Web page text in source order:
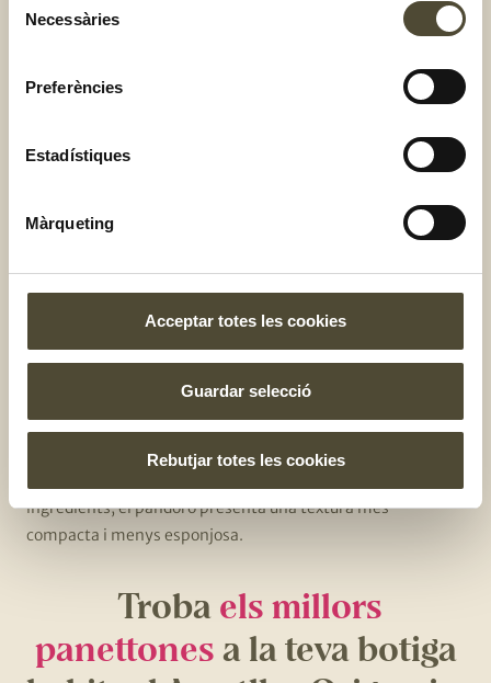
Necessàries
Preferències
Estadístiques
Màrqueting
Acceptar totes les cookies
Guardar selecció
Rebutjar totes les cookies
perquè recuperi una mica la seva esponjositat.
Quina és la diferència amb
altre dolç de Nadal. Si bé és cert que el seu origen també és
italià, concretament de la ciutat de Verona, és diferent del
que, com t’hem explicat, el panettone és cilíndric.
: una altra diferència és que el pandoro acostuma a
està farcit ni porta fruites o fruita seca
ingredients, el pandoro presenta una textura més
compacta i menys esponjosa.
Trobaels millors
panettonesa la teva botiga